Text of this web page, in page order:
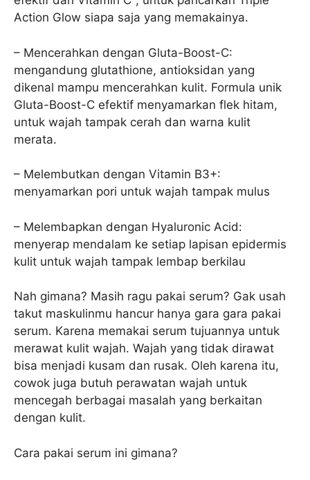
Action Glow siapa saja yang memakainya.
– Mencerahkan dengan Gluta-Boost-C:
mengandung glutathione, antioksidan yang
dikenal mampu mencerahkan kulit. Formula unik
Gluta-Boost-C efektif menyamarkan flek hitam,
untuk wajah tampak cerah dan warna kulit
merata.
– Melembutkan dengan Vitamin B3+:
menyamarkan pori untuk wajah tampak mulus
– Melembapkan dengan Hyaluronic Acid:
menyerap mendalam ke setiap lapisan epidermis
kulit untuk wajah tampak lembap berkilau
Nah gimana? Masih ragu pakai serum? Gak usah
takut maskulinmu hancur hanya gara gara pakai
serum. Karena memakai serum tujuannya untuk
merawat kulit wajah. Wajah yang tidak dirawat
bisa menjadi kusam dan rusak. Oleh karena itu,
cowok juga butuh perawatan wajah untuk
mencegah berbagai masalah yang berkaitan
dengan kulit.
Cara pakai serum ini gimana?